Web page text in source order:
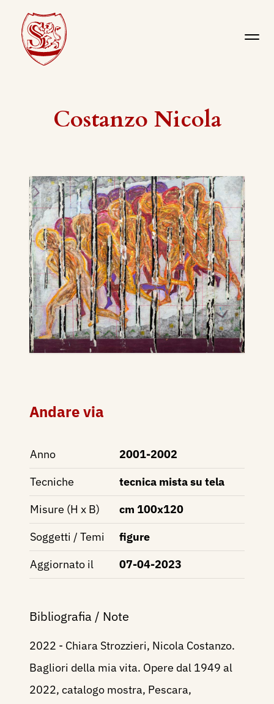
Costanzo Nicola
Andare via
Anno
2001-2002
Tecniche
tecnica mista su tela
Misure (H x B)
cm 100x120
Soggetti / Temi
figure
Aggiornato il
07-04-2023
Bibliografia / Note
2022 - Chiara Strozzieri, Nicola Costanzo.
Bagliori della mia vita. Opere dal 1949 al
2022, catalogo mostra, Pescara,